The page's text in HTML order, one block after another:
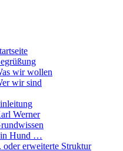
wir wollen
wir sind
Werner
Hund …
oder erweiterte Struktur